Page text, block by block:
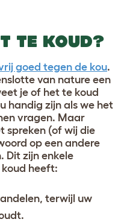
TE KOUD?
goed tegen de kou.
van nature een
je of het te koud
handig zijn als we het
vragen. Maar
spreken (of wij die
op een andere
Dit zijn enkele
heeft:
terwijl uw